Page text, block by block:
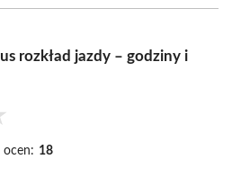
rozkład jazdy – godziny i
ocen: 18